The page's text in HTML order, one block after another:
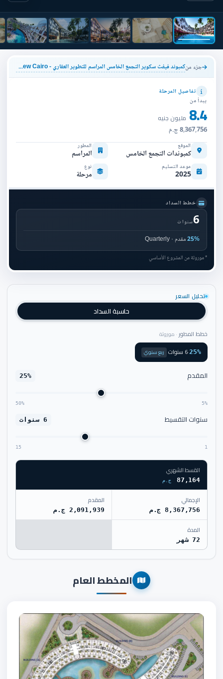
جزء من كمبوند فيفث سكوير التجمع الخامس المراسم للتطوير العقاري - Fifth Square AlMarasem New Cairo
تفاصيل المرحلة
يبدأ من
8.4 مليون جنيه
8,367,756 ج.م
الموقع
كمبوندات التجمع الخامس
المطور
المراسم
موعد التسليم
2025
نوع
مرحلة
خطط السداد
6سنوات
25%مقدم · Quarterly
* موروثة من المشروع الأساسي
تحليل السعر
حاسبة السداد
خطط المطور · موروثة
25%
·6 سنوات ربع سنوي
المقدم 25%
5%
50%
سنوات التقسيط 6 سنوات
1
15
القسط الشهري
87,164 ج.م
الإجمالي
8,367,756 ج.م
المقدم
2,091,939 ج.م
المدة
72 شهر
المخطط العام